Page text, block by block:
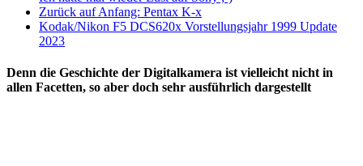
Zurück auf Anfang: Pentax K-x
Kodak/Nikon F5 DCS620x Vorstellungsjahr 1999 Update
2023
Denn die Geschichte der Digitalkamera ist vielleicht nicht in
allen Facetten, so aber doch sehr ausführlich dargestellt